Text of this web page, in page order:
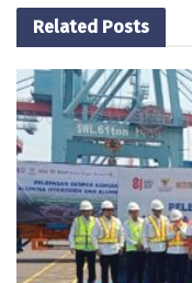
Related Posts